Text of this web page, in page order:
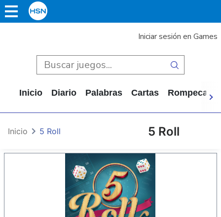
Iniciar sesión en Games
Inicio Diario Palabras Cartas
5 Roll
Inicio 5 Roll